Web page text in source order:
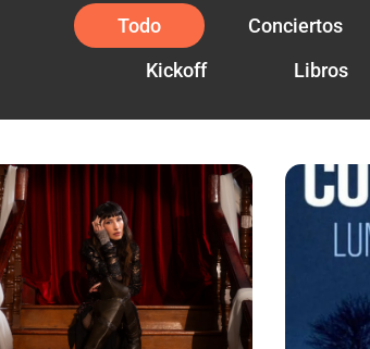
Conciertos
Kickoff
Libros
Todo